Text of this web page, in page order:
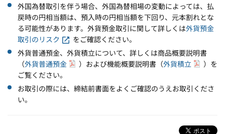
外国為替取引を伴う場合、外国為替相場の変動によっては、払
戻時の円相当額は、預入時の円相当額を下回り、元本割れとな
る可能性があります。外貨預金取引に関して詳しくは外貨預金
取引のリスク
をご確認ください。
外貨普通預金、外貨積立について、詳しくは商品概要説明書
（外貨普通預金 ）および機能概要説明書（外貨積立
）を
ご覧ください。
お取引の際には、締結前書面をよくご確認のうえお取引くださ
い。